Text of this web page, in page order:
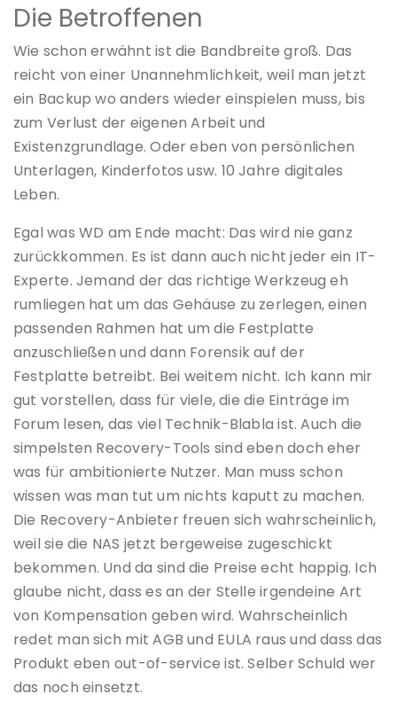
Die Betroffenen
Wie schon erwähnt ist die Bandbreite groß. Das
reicht von einer Unannehmlichkeit, weil man jetzt
ein Backup wo anders wieder einspielen muss, bis
zum Verlust der eigenen Arbeit und
Existenzgrundlage. Oder eben von persönlichen
Unterlagen, Kinderfotos usw. 10 Jahre digitales
Leben.
Egal was WD am Ende macht: Das wird nie ganz
zurückkommen. Es ist dann auch nicht jeder ein IT-
Experte. Jemand der das richtige Werkzeug eh
rumliegen hat um das Gehäuse zu zerlegen, einen
passenden Rahmen hat um die Festplatte
anzuschließen und dann Forensik auf der
Festplatte betreibt. Bei weitem nicht. Ich kann mir
gut vorstellen, dass für viele, die die Einträge im
Forum lesen, das viel Technik-Blabla ist. Auch die
simpelsten Recovery-Tools sind eben doch eher
was für ambitionierte Nutzer. Man muss schon
wissen was man tut um nichts kaputt zu machen.
Die Recovery-Anbieter freuen sich wahrscheinlich,
weil sie die NAS jetzt bergeweise zugeschickt
bekommen. Und da sind die Preise echt happig. Ich
glaube nicht, dass es an der Stelle irgendeine Art
von Kompensation geben wird. Wahrscheinlich
redet man sich mit AGB und EULA raus und dass das
Produkt eben out-of-service ist. Selber Schuld wer
das noch einsetzt.